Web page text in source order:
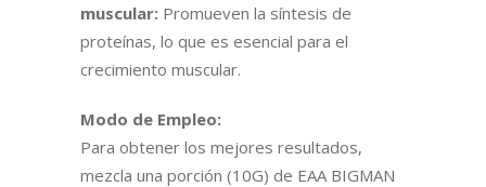
muscular: Promueven la síntesis de
proteínas, lo que es esencial para el
crecimiento muscular.
Modo de Empleo:
Para obtener los mejores resultados,
mezcla una porción (10G) de EAA BIGMAN